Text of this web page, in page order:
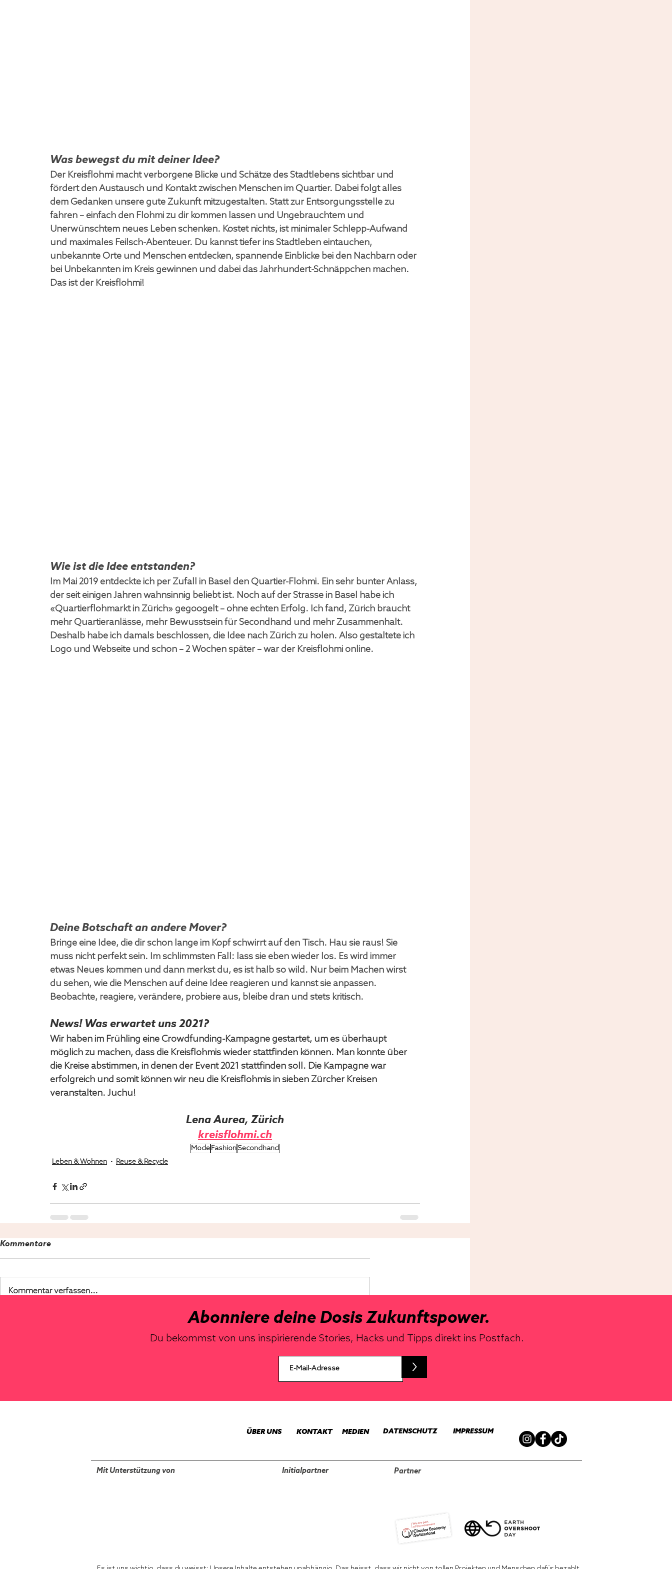
Was bewegst du mit deiner Idee?
Der Kreisflohmi macht verborgene Blicke und Schätze des Stadtlebens sichtbar und
fördert den Austausch und Kontakt zwischen Menschen im Quartier. Dabei folgt alles
dem Gedanken unsere gute Zukunft mitzugestalten. Statt zur Entsorgungsstelle zu
fahren – einfach den Flohmi zu dir kommen lassen und Ungebrauchtem und
Unerwünschtem neues Leben schenken. Kostet nichts, ist minimaler Schlepp-Aufwand
und maximales Feilsch-Abenteuer. Du kannst tiefer ins Stadtleben eintauchen,
unbekannte Orte und Menschen entdecken, spannende Einblicke bei den Nachbarn oder
bei Unbekannten im Kreis gewinnen und dabei das Jahrhundert-Schnäppchen machen.
Das ist der Kreisflohmi!
Wie ist die Idee entstanden?
Im Mai 2019 entdeckte ich per Zufall in Basel den Quartier-Flohmi. Ein sehr bunter Anlass,
der seit einigen Jahren wahnsinnig beliebt ist. Noch auf der Strasse in Basel habe ich
«Quartierflohmarkt in Zürich» gegoogelt – ohne echten Erfolg. Ich fand, Zürich braucht
mehr Quartieranlässe, mehr Bewusstsein für Secondhand und mehr Zusammenhalt.
Deshalb habe ich damals beschlossen, die Idee nach Zürich zu holen. Also gestaltete ich
Logo und Webseite und schon – 2 Wochen später – war der Kreisflohmi online.
Deine Botschaft an andere Mover?
Bringe eine Idee, die dir schon lange im Kopf schwirrt auf den Tisch. Hau sie raus! Sie
muss nicht perfekt sein. Im schlimmsten Fall: lass sie eben wieder los. Es wird immer
etwas Neues kommen und dann merkst du, es ist halb so wild. Nur beim Machen wirst
du sehen, wie die Menschen auf deine Idee reagieren und kannst sie anpassen.
Beobachte, reagiere, verändere, probiere aus, bleibe dran und stets kritisch.
News! Was erwartet uns 2021?
Wir haben im Frühling eine Crowdfunding-Kampagne gestartet, um es überhaupt
möglich zu machen, dass die Kreisflohmis wieder stattfinden können. Man konnte über
die Kreise abstimmen, in denen der Event 2021 stattfinden soll. Die Kampagne war
erfolgreich und somit können wir neu die Kreisflohmis in sieben Zürcher Kreisen
veranstalten. Juchu!
Lena Aurea, Zürich
kreisflohmi.ch
ModeFashionSecondhand
Leben & Wohnen
Reuse & Recycle
Kommentare
Kommentar verfassen...
Abonniere deine Dosis Zukunftspower.
Du bekommst von uns inspirierende Stories, Hacks und Tipps direkt ins Postfach.
>
ÜBER UNS KONTAKT MEDIEN DATENSCHUTZ IMPRESSUM
Mit Unterstützung von Initialpartner Partner